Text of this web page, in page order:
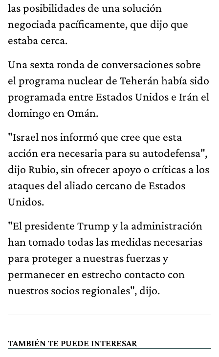
las posibilidades de una solución
negociada pacíficamente, que dijo que
estaba cerca.
Una sexta ronda de conversaciones sobre
el programa nuclear de Teherán había sido
programada entre Estados Unidos e Irán el
domingo en Omán.
"Israel nos informó que cree que esta
acción era necesaria para su autodefensa",
dijo Rubio, sin ofrecer apoyo o críticas a los
ataques del aliado cercano de Estados
Unidos.
"El presidente Trump y la administración
han tomado todas las medidas necesarias
para proteger a nuestras fuerzas y
permanecer en estrecho contacto con
nuestros socios regionales", dijo.
TAMBIÉN TE PUEDE INTERESAR